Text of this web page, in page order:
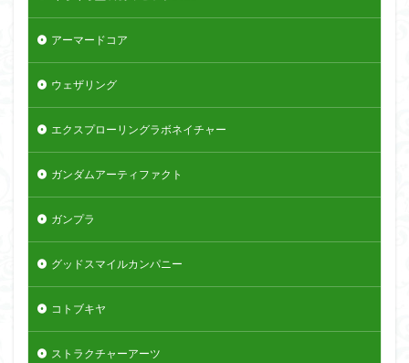
アーマードコア
ウェザリング
エクスプローリングラボネイチャー
ガンダムアーティファクト
ガンプラ
グッドスマイルカンパニー
コトブキヤ
ストラクチャーアーツ